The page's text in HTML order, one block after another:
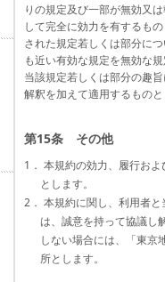
りの規定及び一部が無効又
して完全に効力を有するも
された規定若しくは部分に
も近い有効な規定を無効な
当該規定若しくは部分の趣
解釈を加えて適用するものと
第15条 その他
1． 本規約の効力、履行お
とします。
2． 本規約に関し、利用者
は、誠意を持って協議し
しない場合には、「東京
所とします。